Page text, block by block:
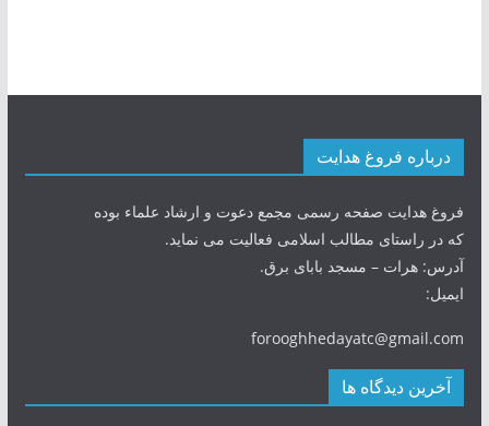
درباره فروغ هدایت
فروغ هدایت صفحه رسمی مجمع دعوت و ارشاد علماء بوده
که در راستای مطالب اسلامی فعالیت می نماید.
آدرس: هرات – مسجد بابای برق.
ایمیل:
forooghhedayatc@gmail.com
آخرین دیدگاه ها